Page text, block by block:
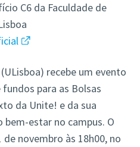
C6 da Faculdade de
recebe um evento
para as Bolsas
da Unite! e da sua
estar no campus. O
novembro às 18h00, no